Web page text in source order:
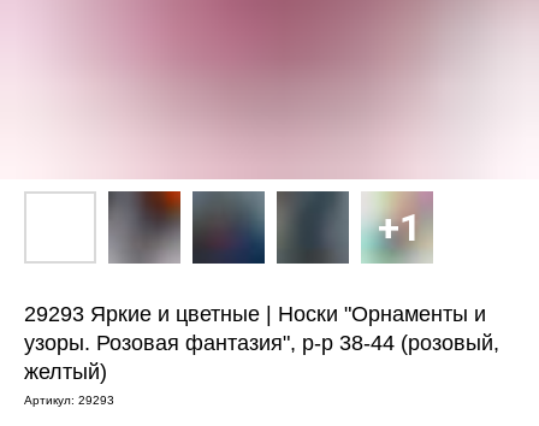
29293 Яркие и цветные | Носки "Орнаменты и
узоры. Розовая фантазия", р-р 38-44 (розовый,
желтый)
Артикул: 29293